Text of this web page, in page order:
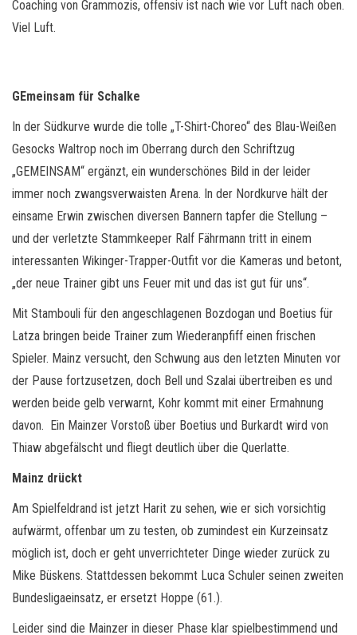
Coaching von Grammozis, offensiv ist nach wie vor Luft nach oben.
Viel Luft.
GEmeinsam für Schalke
In der Südkurve wurde die tolle „T-Shirt-Choreo“ des Blau-Weißen
Gesocks Waltrop noch im Oberrang durch den Schriftzug
„GEMEINSAM“ ergänzt, ein wunderschönes Bild in der leider
immer noch zwangsverwaisten Arena. In der Nordkurve hält der
einsame Erwin zwischen diversen Bannern tapfer die Stellung –
und der verletzte Stammkeeper Ralf Fährmann tritt in einem
interessanten Wikinger-Trapper-Outfit vor die Kameras und betont,
„der neue Trainer gibt uns Feuer mit und das ist gut für uns“.
Mit Stambouli für den angeschlagenen Bozdogan und Boetius für
Latza bringen beide Trainer zum Wiederanpfiff einen frischen
Spieler. Mainz versucht, den Schwung aus den letzten Minuten vor
der Pause fortzusetzen, doch Bell und Szalai übertreiben es und
werden beide gelb verwarnt, Kohr kommt mit einer Ermahnung
davon. Ein Mainzer Vorstoß über Boetius und Burkardt wird von
Thiaw abgefälscht und fliegt deutlich über die Querlatte.
Mainz drückt
Am Spielfeldrand ist jetzt Harit zu sehen, wie er sich vorsichtig
aufwärmt, offenbar um zu testen, ob zumindest ein Kurzeinsatz
möglich ist, doch er geht unverrichteter Dinge wieder zurück zu
Mike Büskens. Stattdessen bekommt Luca Schuler seinen zweiten
Bundesligaeinsatz, er ersetzt Hoppe (61.).
Leider sind die Mainzer in dieser Phase klar spielbestimmend und